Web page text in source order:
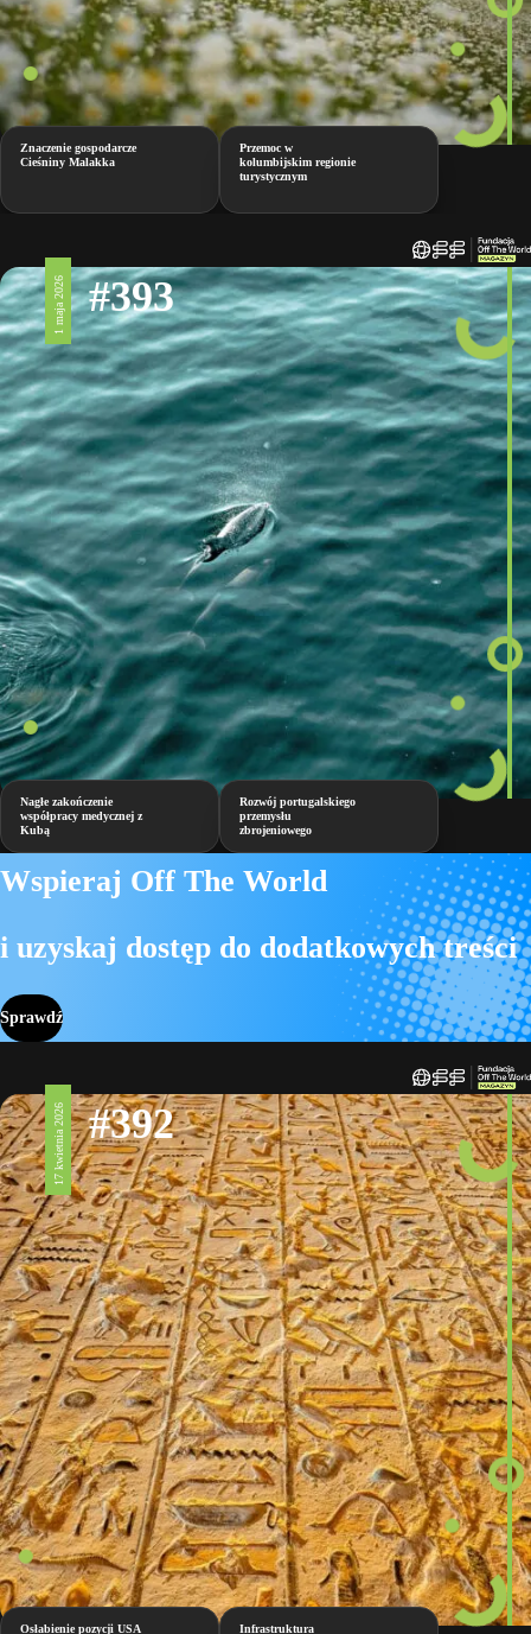
Znaczenie gospodarcze
Cieśniny Malakka
Przemoc w
kolumbijskim regionie
turystycznym
1 maja 2026 #393
Nagłe zakończenie
współpracy medycznej z
Kubą
Rozwój portugalskiego
przemysłu
zbrojeniowego
Wspieraj Off The World
i uzyskaj dostęp do dodatkowych treści
Sprawdź
17 kwietnia 2026 #392
Osłabienie pozycji USA
Infrastruktura